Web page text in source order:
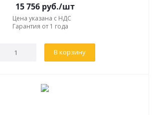
15 756руб./шт
Цена указана с НДС
Гарантия от 1 года
В корзину